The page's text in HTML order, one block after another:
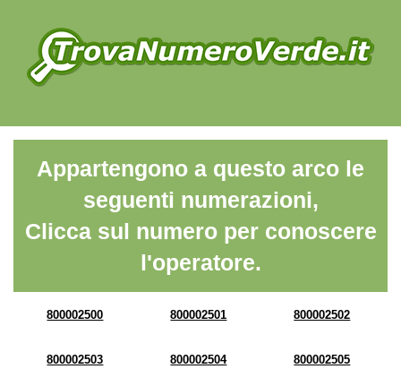
Appartengono a questo arco le
seguenti numerazioni,
Clicca sul numero per conoscere
l'operatore.
800002500 800002501 800002502
800002503 800002504 800002505